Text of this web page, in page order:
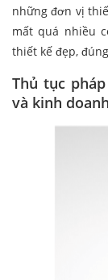
những đơn vị
mất quá nhiều
thiết kế đẹp,
Thủ tục
và kinh